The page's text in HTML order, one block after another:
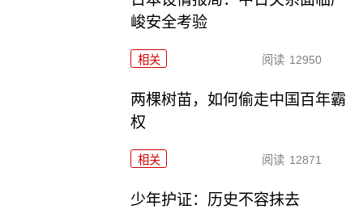
峻安全考验
相关 阅读 12950
两棵树苗，如何偷走中国百年霸
权
相关 阅读 12871
少年护证：历史不容抹去